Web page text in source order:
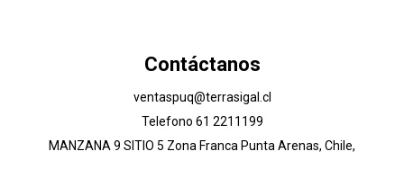
Contáctanos
ventaspuq@terrasigal.cl
Telefono 61 2211199
MANZANA 9 SITIO 5 Zona Franca Punta Arenas, Chile,